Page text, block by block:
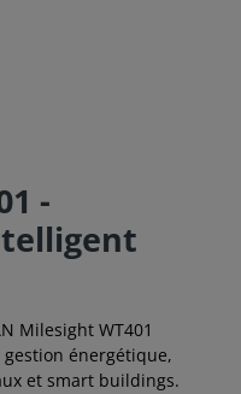
-
Milesight WT401
gestion énergétique,
et smart buildings.